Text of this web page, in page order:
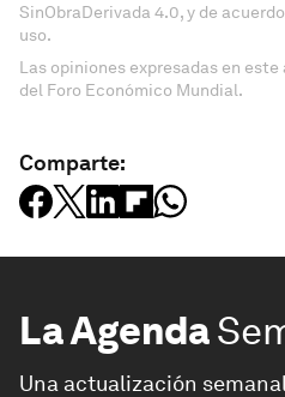
SinObraDerivada 4.0, y de
uso.
Las opiniones expresadas en
del Foro Económico Mundial.
Comparte:
La Agenda
Una actualización